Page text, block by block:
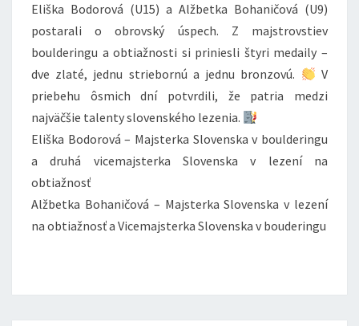
LEZENÍ
ZA
8
DNÍ
Eliška Bodorová (U15) a Alžbetka Bohaničová (U9)
postarali o obrovský úspech. Z majstrovstiev
boulderingu a obtiažnosti si priniesli štyri medaily –
dve zlaté, jednu striebornú a jednu bronzovú.
V
priebehu ôsmich dní potvrdili, že patria medzi
najväčšie talenty slovenského lezenia.
Eliška Bodorová – Majsterka Slovenska v boulderingu
a druhá vicemajsterka Slovenska v lezení na
obtiažnosť
Alžbetka Bohaničová – Majsterka Slovenska v lezení
na obtiažnosť a Vicemajsterka Slovenska v bouderingu